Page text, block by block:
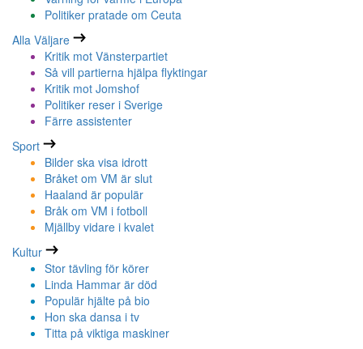
Politiker pratade om Ceuta
Alla Väljare
Kritik mot Vänsterpartiet
Så vill partierna hjälpa flyktingar
Kritik mot Jomshof
Politiker reser i Sverige
Färre assistenter
Sport
Bilder ska visa idrott
Bråket om VM är slut
Haaland är populär
Bråk om VM i fotboll
Mjällby vidare i kvalet
Kultur
Stor tävling för körer
Linda Hammar är död
Populär hjälte på bio
Hon ska dansa i tv
Titta på viktiga maskiner